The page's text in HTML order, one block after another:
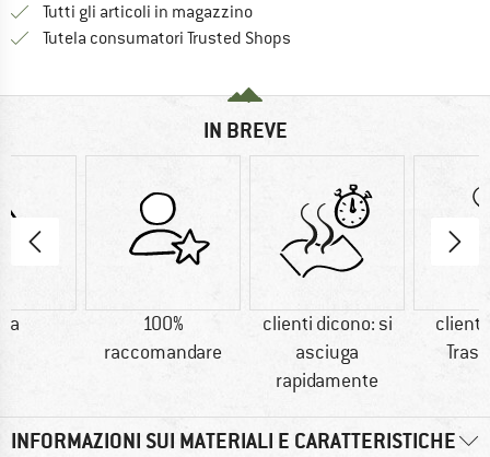
Tutti gli articoli in magazzino
Tutela consumatori Trusted Shops
IN BREVE
100%
raccomandare
clienti dicono: si
asciuga
rapidamente
clienti
INFORMAZIONI SUI MATERIALI E CARATTERISTICHE